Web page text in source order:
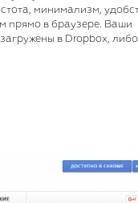
минимализм,
прямо в браузере. Ваши
в Dropbox,